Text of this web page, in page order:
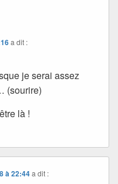
a dit :
je serai assez
(sourire)
là !
à 22:44 a dit :